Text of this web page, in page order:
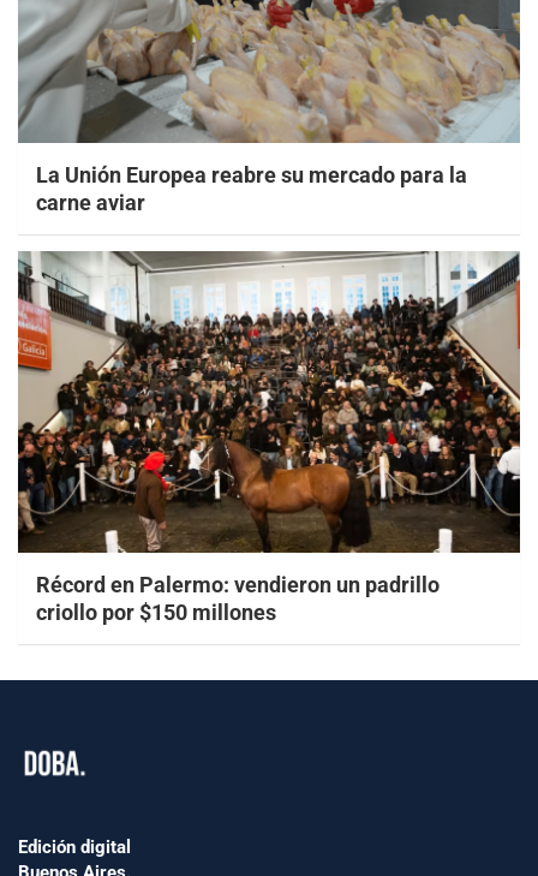
La Unión Europea reabre su mercado para la
carne aviar
Récord en Palermo: vendieron un padrillo
criollo por $150 millones
Edición digital